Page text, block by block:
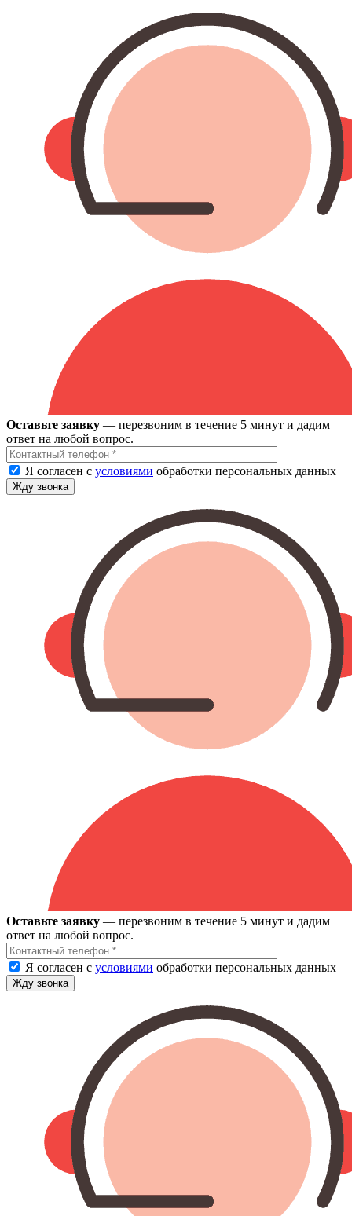
Оставьте заявку — перезвоним в течение 5 минут и дадим
ответ на любой вопрос.
Я согласен с условиями обработки персональных данных
Оставьте заявку — перезвоним в течение 5 минут и дадим
ответ на любой вопрос.
Я согласен с условиями обработки персональных данных